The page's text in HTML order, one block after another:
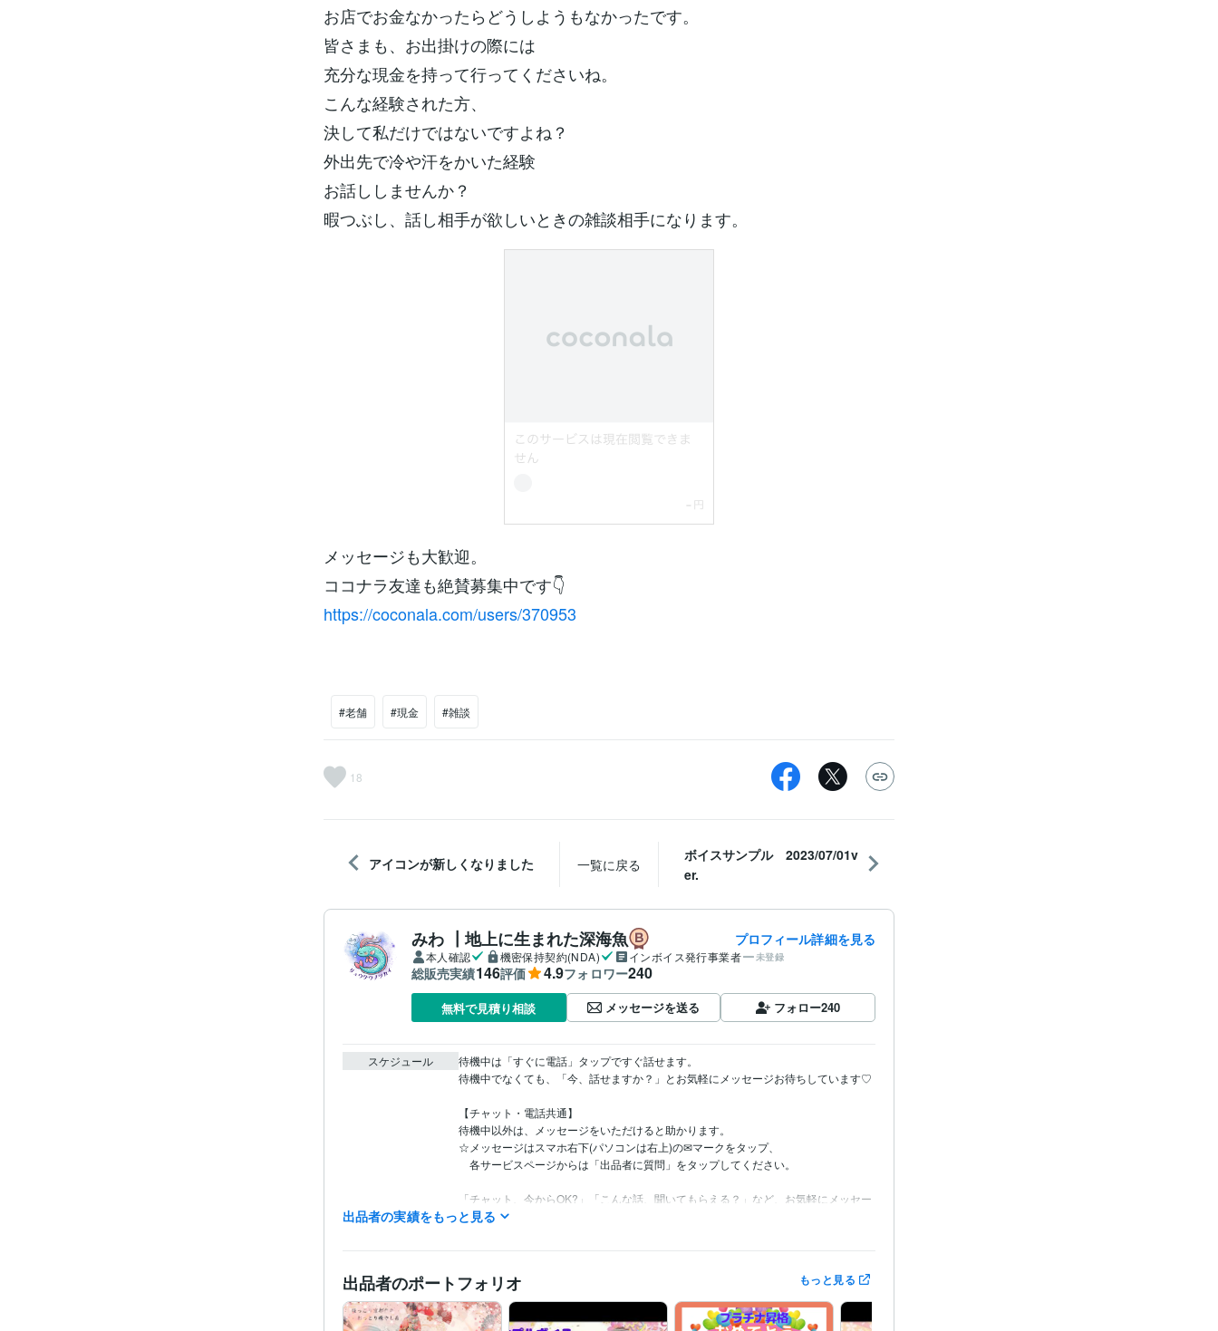
お店でお金なかったらどうしようもなかったです。
皆さまも、お出掛けの際には
充分な現金を持って行ってくださいね。
こんな経験された方、
決して私だけではないですよね？
外出先で冷や汗をかいた経験
お話ししませんか？
暇つぶし、話し相手が欲しいときの雑談相手になります。
メッセージも大歓迎。
ココナラ友達も絶賛募集中です👇
https://coconala.com/users/370953
#老舗 #現金 #雑談
18
アイコンが新しくなりました 一覧に戻る
ボイスサンプル 2023/07/01v
er.
みわ ┃地上に生まれた深海魚 プロフィール詳細を見る
本人確認 機密保持契約(NDA) インボイス発行事業者 未登録
総販売実績146評価 4.9フォロワー240
無料で見積り相談 メッセージを送る フォロー240
スケジュール
待機中は「すぐに電話」タップですぐ話せます。
待機中でなくても、「今、話せますか？」とお気軽にメッセージお待ちしています♡
【チャット・電話共通】
待機中以外は、メッセージをいただけると助かります。
☆メッセージはスマホ右下(パソコンは右上)の✉マークをタップ、
各サービスページからは「出品者に質問」をタップしてください。
「チャット、今からOK?」「こんな話、聞いてもらえる？」など、お気軽にメッセー
ジくださいね♡
○「1日チャット」などのご希望ありましたら、DMでご連絡ください。
○事前の電話相談が長引いた場合は、DMで予約いただいた時間を過ぎてしまう場合が
あります。
その場合は相談終了後、すぐにご連絡して再調整させていただきます。申し訳ありま
出品者の実績をもっと見る
出品者のポートフォリオ もっと見る